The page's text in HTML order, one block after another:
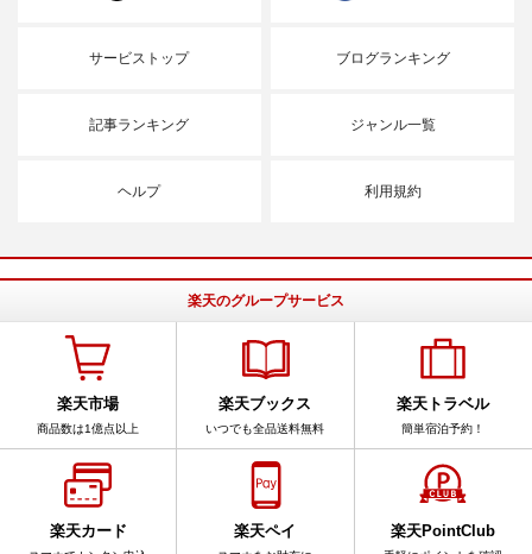
サービストップ ブログランキング
記事ランキング ジャンル一覧
ヘルプ 利用規約
楽天のグループサービス
楽天市場
商品数は1億点以上
楽天ブックス
いつでも全品送料無料
楽天トラベル
簡単宿泊予約！
楽天カード 楽天ペイ 楽天PointClub